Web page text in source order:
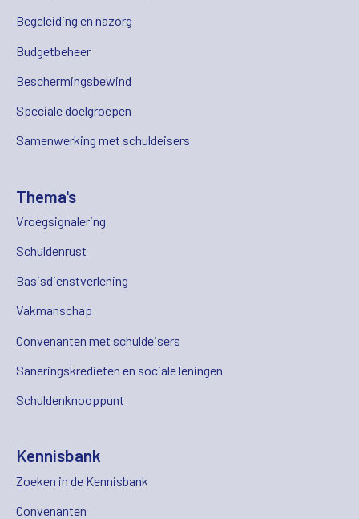
Begeleiding en nazorg
Budgetbeheer
Beschermingsbewind
Speciale doelgroepen
Samenwerking met schuldeisers
Thema's
Vroegsignalering
Schuldenrust
Basisdienstverlening
Vakmanschap
Convenanten met schuldeisers
Saneringskredieten en sociale leningen
Schuldenknooppunt
Kennisbank
Zoeken in de Kennisbank
Convenanten